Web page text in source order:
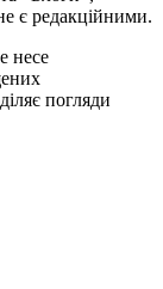
є редакційними.
несе
погляди